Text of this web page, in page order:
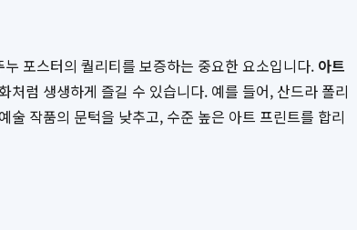
포스터의 퀄리티를 보증하는 중요한 요소입니다. 아트
럼 생생하게 즐길 수 있습니다. 예를 들어, 산드라 폴리
작품의 문턱을 낮추고, 수준 높은 아트 프린트를 합리